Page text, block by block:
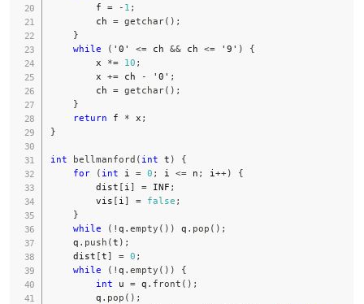
        f
= - 1 ;
        ch
= getchar( ) ;
}
while
( '0' <= ch && ch <= '9' )
{
        x
*= 10 ;
        x
+= ch - '0' ;
        ch
= getchar( ) ;
}
return f * x ;
}
int bellmanford ( int t )
{
for
( int i = 0 ; i <= n ; i ++)
{
        dist
[ i ] = INF ;
        vis
[ i ] = false ;
}
while
( ! q . empty ( ) ) q . pop ( ) ;
    q
. push (t ) ;
    dist
[t] = 0 ;
while
( ! q . empty ( ) )
{
int u = q . front ( ) ;
        q
. pop ( ) ;